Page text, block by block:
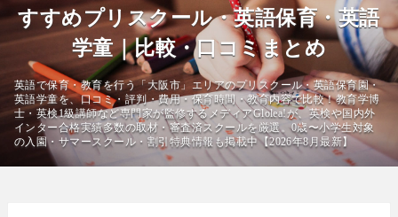
すすめプリスクール・英語保育・英語
学童｜比較・口コミまとめ
英語で保育・教育を行う「大阪市」エリアのプリスクール・英語保育園・
英語学童を、口コミ・評判・費用・保育時間・教育内容で比較！教育学博
士・英検1級講師など専門家が監修するメディアGlolea!が、英検や国内外
インター合格実績多数の取材・審査済スクールを厳選。0歳〜小学生対象
の入園・サマースクール・割引特典情報も掲載中【2026年8月最新】